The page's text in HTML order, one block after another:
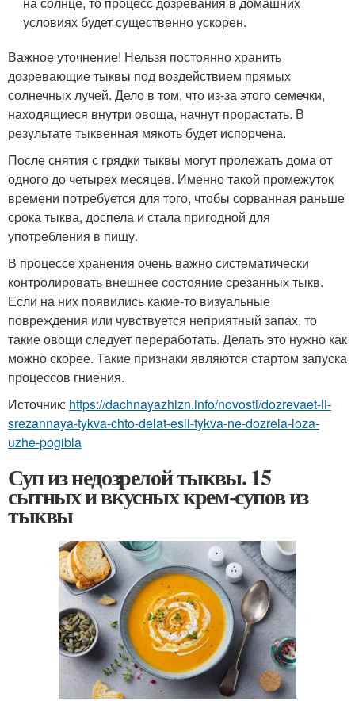
условиях будет существенно ускорен.
Важное уточнение! Нельзя постоянно хранить
дозревающие тыквы под воздействием прямых
солнечных лучей. Дело в том, что из-за этого семечки,
находящиеся внутри овоща, начнут прорастать. В
результате тыквенная мякоть будет испорчена.
После снятия с грядки тыквы могут пролежать дома от
одного до четырех месяцев. Именно такой промежуток
времени потребуется для того, чтобы сорванная раньше
срока тыква, доспела и стала пригодной для
употребления в пищу.
В процессе хранения очень важно систематически
контролировать внешнее состояние срезанных тыкв.
Если на них появились какие-то визуальные
повреждения или чувствуется неприятный запах, то
такие овощи следует переработать. Делать это нужно как
можно скорее. Такие признаки являются стартом запуска
процессов гниения.
Источник: https://dachnayazhizn.info/novosti/dozrevaet-li-
srezannaya-tykva-chto-delat-esli-tykva-ne-dozrela-loza-
uzhe-pogibla
Суп из недозрелой тыквы. 15
сытных и вкусных крем-супов из
тыквы